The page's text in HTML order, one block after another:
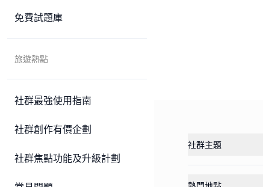
免費試題庫
旅遊熱點
社群最強使用指南
社群創作有價企劃
社群焦點功能及升級計劃
社群主題